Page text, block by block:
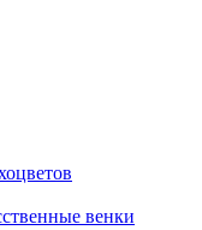
венки